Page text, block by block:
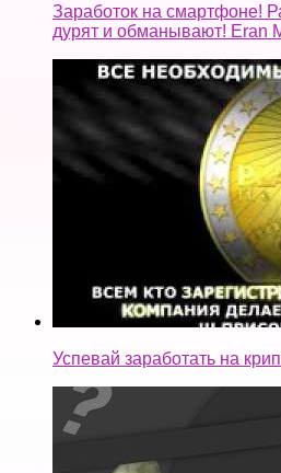
Заработок на смартфоне!
дурят и обманывают! Eran
Успевай заработать на